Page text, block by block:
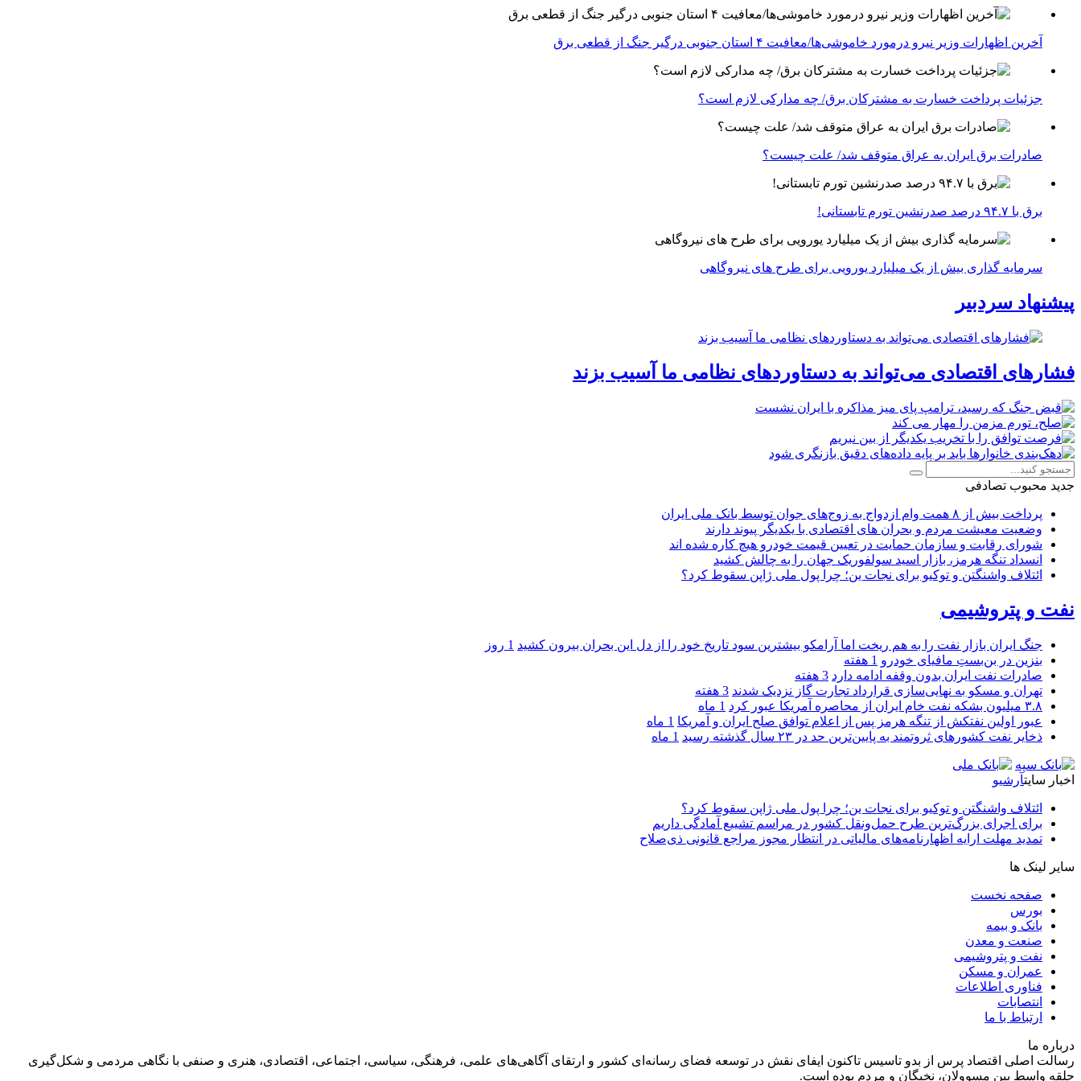
آخرین اظهارات وزیر نیرو درمورد خاموشی‌ها/معافیت ۴ استان جنوبی درگیر جنگ از قطعی برق
جزئیات پرداخت خسارت به مشترکان برق/ چه مدارکی لازم است؟
صادرات برق ایران به عراق متوقف شد/ علت چیست؟
برق با ۹۴.۷ درصد صدرنشین تورم تابستانی!
سرمایه گذاری بیش از یک میلیارد یورویی برای طرح های نیروگاهی
پیشنهاد سردبیر
فشارهای اقتصادی می‌تواند به دستاوردهای نظامی ما آسیب بزند
جدید محبوب تصادفی
پرداخت بیش از ۸ همت وام ازدواج به زوج‌های جوان توسط بانک ملی ایران
وضعیت معیشت مردم و بحران های اقتصادی با یکدیگر پیوند دارند
شورای رقابت و سازمان حمایت در تعیین قیمت خودرو هیچ کاره شده اند
انسداد تنگه هرمز، بازار اسید سولفوریک جهان را به چالش کشید
ائتلاف واشنگتن و توکیو برای نجات ین؛ چرا پول ملی ژاپن سقوط کرد؟
نفت و پتروشیمی
جنگ ایران بازار نفت را به هم ریخت اما آرامکو بیشترین سود تاریخ خود را از دل این بحران بیرون کشید 1 روز
بنزین در بن‌بستِ مافیای خودرو 1 هفته
صادرات نفت ایران بدون وقفه ادامه دارد 3 هفته
تهران و مسکو به نهایی‌سازی قرارداد تجارت گاز نزدیک شدند 3 هفته
۳.۸ میلیون بشکه نفت خام ایران از محاصره آمریکا عبور کرد
1 ماه
عبور اولین نفتکش از تنگه هرمز پس از اعلام توافق صلح ایران و آمریکا 1 ماه
ذخایر نفت کشورهای ثروتمند به پایین‌ترین حد در ۲۳ سال گذشته رسید
1 ماه
اخبار سایتآرشیو
ائتلاف واشنگتن و توکیو برای نجات ین؛ چرا پول ملی ژاپن سقوط کرد؟
برای اجرای بزرگ‌ترین طرح حمل‌ونقل کشور در مراسم تشییع آمادگی داریم
تمدید مهلت ارایه اظهارنامه‌های مالیاتی در انتظار مجوز مراجع قانونی ذی‌‏صلاح
سایر لینک ها
صفحه نخست
بورس
بانک و بیمه
صنعت و معدن
نفت و پتروشیمی
عمران و مسکن
فناوری اطلاعات
انتصابات
ارتباط با ما
درباره ما
رسالت اصلی اقتصاد پرس از بدو تاسیس تاکنون ایفای نقش در توسعه فضای رسانه‌ای کشور و ارتقای آگاهی‌های علمی، فرهنگی، سیاسی، اجتماعی، اقتصادی، هنری و صنفی با نگاهی مردمی و شکل‌گیری
حلقه واسط بین مسوولان، نخبگان و مردم بوده است.